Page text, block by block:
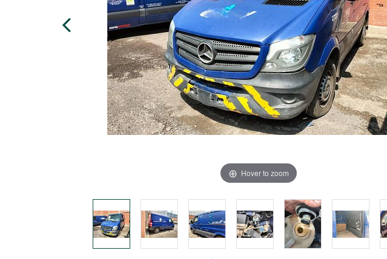
Hover to zoom